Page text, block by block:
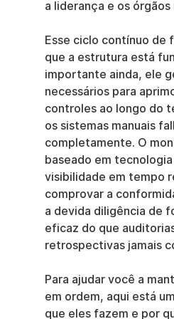
a liderança e os
Esse ciclo contínuo de
que a estrutura está
importante ainda, ele
necessários para
controles ao longo do
os sistemas manuais
completamente. O
baseado em
visibilidade em tempo
comprovar a
a devida diligência de
eficaz do que
retrospectivas jamais
Para ajudar você a
em ordem, aqui está
que eles fazem e por